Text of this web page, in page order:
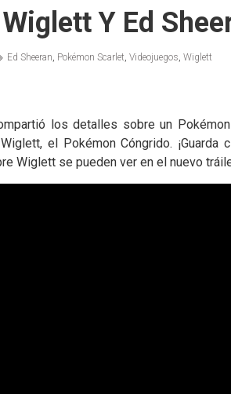
Y Ed
Ed Sheeran, Pokémon Scarlet, Videojuegos, Wiglett
los detalles sobre un
el Pokémon Cóngrido.
Wiglett se pueden ver en el nuevo